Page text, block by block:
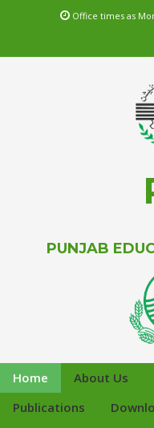
Office times as
PUNJAB
Home About Us
Publications